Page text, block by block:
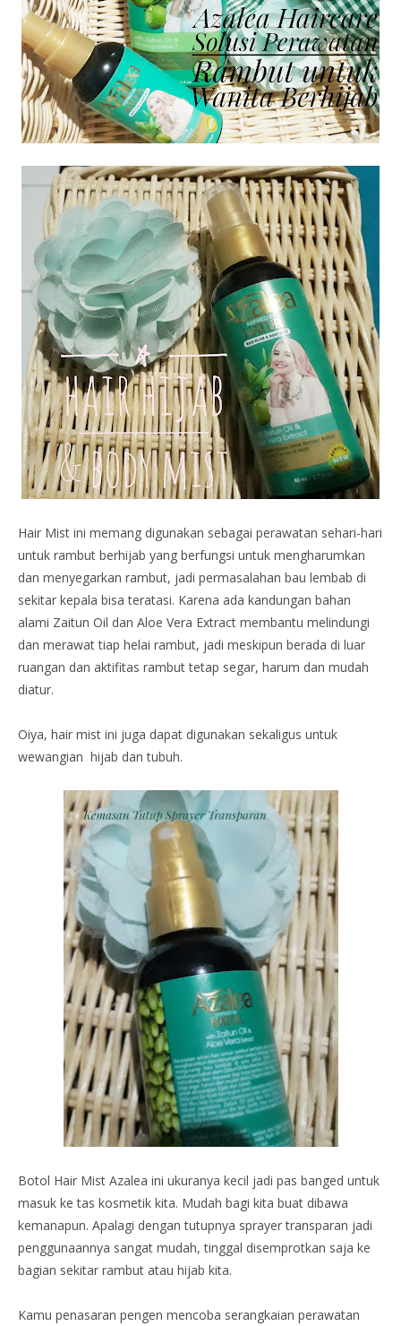
Hair Mist ini memang digunakan sebagai perawatan sehari-hari
untuk rambut berhijab yang berfungsi untuk mengharumkan
dan menyegarkan rambut, jadi permasalahan bau lembab di
sekitar kepala bisa teratasi. Karena ada kandungan bahan
alami Zaitun Oil dan Aloe Vera Extract membantu melindungi
dan merawat tiap helai rambut, jadi meskipun berada di luar
ruangan dan aktifitas rambut tetap segar, harum dan mudah
diatur.
Oiya, hair mist ini juga dapat digunakan sekaligus untuk
wewangian hijab dan tubuh.
Botol Hair Mist Azalea ini ukuranya kecil jadi pas banged untuk
masuk ke tas kosmetik kita. Mudah bagi kita buat dibawa
kemanapun. Apalagi dengan tutupnya sprayer transparan jadi
penggunaannya sangat mudah, tinggal disemprotkan saja ke
bagian sekitar rambut atau hijab kita.
Kamu penasaran pengen mencoba serangkaian perawatan